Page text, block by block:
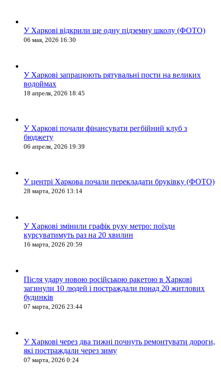
У Харкові відкрили ще одну підземну школу (ФОТО)
06 мая, 2026 16:30
У Харкові запрацюють рятувальні пости на великих
водоймах
18 апреля, 2026 18:45
У Харкові почали фінансувати регбійний клуб з
бюджету
06 апреля, 2026 19:39
У центрі Харкова почали перекладати бруківку (ФОТО)
28 марта, 2026 13:14
У Харкові змінили графік руху метро: поїзди
курсуватимуть раз на 20 хвилин
16 марта, 2026 20:59
Після удару новою російською ракетою в Харкові
загинули 10 людей і постраждали понад 20 житлових
будинків
07 марта, 2026 23:44
У Харкові через два тижні почнуть ремонтувати дороги,
які постраждали через зиму
07 марта, 2026 0:24